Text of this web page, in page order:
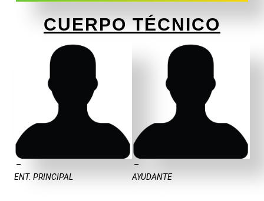
CUERPO TÉCNICO
–
ENT. PRINCIPAL
–
AYUDANTE